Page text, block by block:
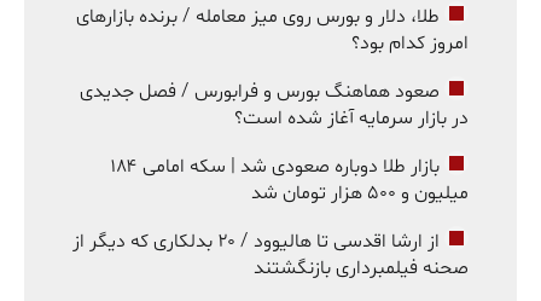
طلا، دلار و بورس روی میز معامله / برنده بازارهای
امروز کدام بود؟
صعود هماهنگ بورس و فرابورس / فصل جدیدی
در بازار سرمایه آغاز شده است؟
بازار طلا دوباره صعودی شد | سکه امامی ۱۸۴
میلیون و ۵۰۰ هزار تومان شد
از ارشا اقدسی تا هالیوود / ۲۰ بدلکاری که دیگر از
صحنه فیلمبرداری بازنگشتند